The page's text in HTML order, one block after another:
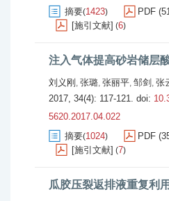
摘要(1423) PDF
[施引文献] (6)
注入气体提高砂岩储层
刘义刚 , 张璐, 张丽平, 邹剑 , 张
2017, 34(4): 117-121. doi:
5620.2017.04.022
摘要(1024) PDF
[施引文献] (7)
瓜胶压裂返排液重复利